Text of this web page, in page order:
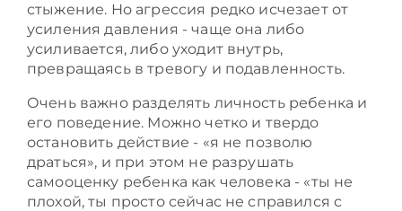
стыжение. Но агрессия редко исчезает от
усиления давления - чаще она либо
усиливается, либо уходит внутрь,
превращаясь в тревогу и подавленность.
Очень важно разделять личность ребенка и
его поведение. Можно четко и твердо
остановить действие - «я не позволю
драться», и при этом не разрушать
самооценку ребенка как человека - «ты не
плохой, ты просто сейчас не справился с